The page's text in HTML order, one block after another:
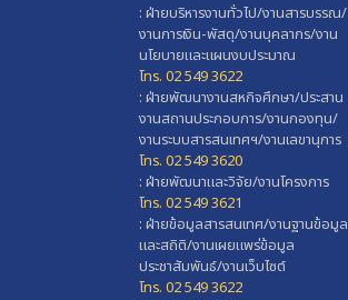
: ฝ่ายบริหารงานทั่วไป/งานสารบรรณ/
งานการเงิน-พัสดุ/งานบุคลากร/งาน
นโยบายและแผนงบประมาณ
โทร. 02 549 3622
: ฝ่ายพัฒนางานสหกิจศึกษา/ประสาน
งานสถานประกอบการ/งานกองทุน/
งานระบบสารสนเทศฯ/งานเลขานุการ
โทร. 02 549 3620
: ฝ่ายพัฒนาและวิจัย/งานโครงการ
โทร. 02 549 3621
: ฝ่ายข้อมูลสารสนเทศ/งานฐานข้อมูล
และสถิติ/งานเผยแพร่ข้อมูล
ประชาสัมพันธ์/งานเว็บไซต์
โทร. 02 549 3622